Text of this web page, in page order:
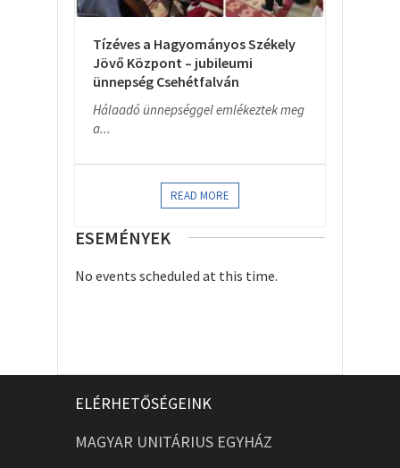
Tízéves a Hagyományos Székely
Jövő Központ – jubileumi
ünnepség Csehétfalván
Hálaadó ünnepséggel emlékeztek meg
a...
READ MORE
ESEMÉNYEK
No events scheduled at this time.
ELÉRHETŐSÉGEINK
MAGYAR UNITÁRIUS EGYHÁZ